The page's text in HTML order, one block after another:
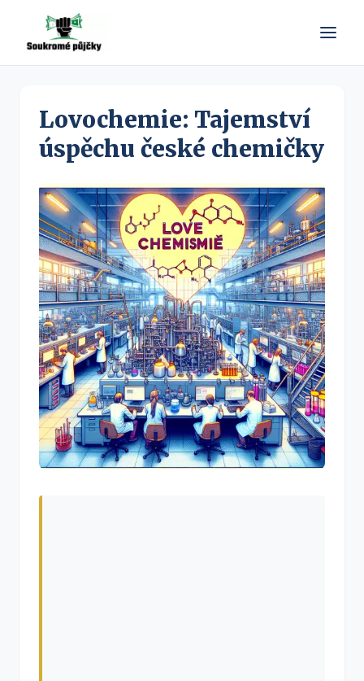
Lovochemie: Tajemství
úspěchu české chemičky